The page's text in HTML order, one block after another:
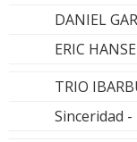
DANIEL
ERIC
TRIO
Sinceridad -